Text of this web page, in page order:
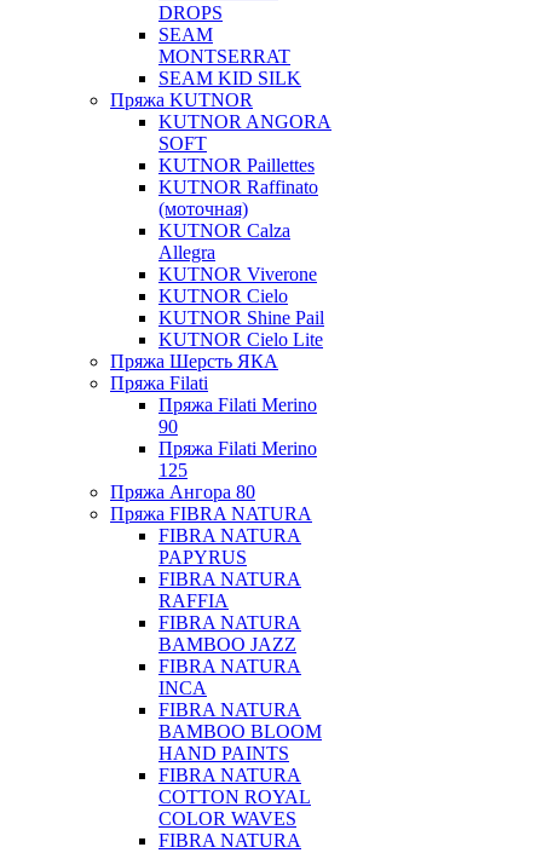
DROPS
SEAM
MONTSERRAT
SEAM KID SILK
Пряжа KUTNOR
KUTNOR ANGORA
SOFT
KUTNOR Paillettes
KUTNOR Raffinato
(моточная)
KUTNOR Calza
Allegra
KUTNOR Viverone
KUTNOR Cielo
KUTNOR Shine Pail
KUTNOR Cielo Lite
Пряжа Шерсть ЯКА
Пряжа Filati
Пряжа Filati Merino
90
Пряжа Filati Merino
125
Пряжа Ангора 80
Пряжа FIBRA NATURA
FIBRA NATURA
PAPYRUS
FIBRA NATURA
RAFFIA
FIBRA NATURA
BAMBOO JAZZ
FIBRA NATURA
INCA
FIBRA NATURA
BAMBOO BLOOM
HAND PAINTS
FIBRA NATURA
COTTON ROYAL
COLOR WAVES
FIBRA NATURA